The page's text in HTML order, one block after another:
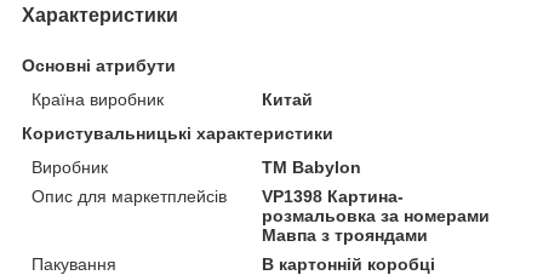
Характеристики
Основні атрибути
Країна виробник
Китай
Користувальницькі характеристики
Виробник
ТМ Babylon
Опис для маркетплейсів
VP1398 Картина-
розмальовка за номерами
Мавпа з трояндами
Пакування
В картонній коробці